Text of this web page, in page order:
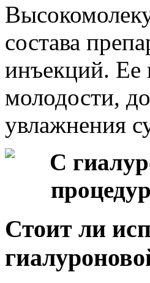
состава
инъекций. Ее
молодости,
увлажнения
Стоит ли